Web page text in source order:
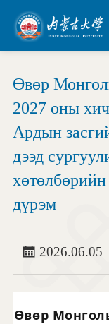
Өвөр
2027 оны
Ардын
дээд
дүрэм
2026.06.05
Өвөр